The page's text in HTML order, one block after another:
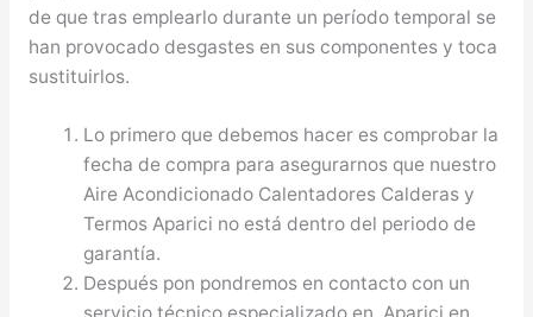
de que tras emplearlo durante un período temporal se
han provocado desgastes en sus componentes y toca
sustituirlos.
Lo primero que debemos hacer es comprobar la
fecha de compra para asegurarnos que nuestro
Aire Acondicionado Calentadores Calderas y
Termos Aparici no está dentro del periodo de
garantía.
Después pon pondremos en contacto con un